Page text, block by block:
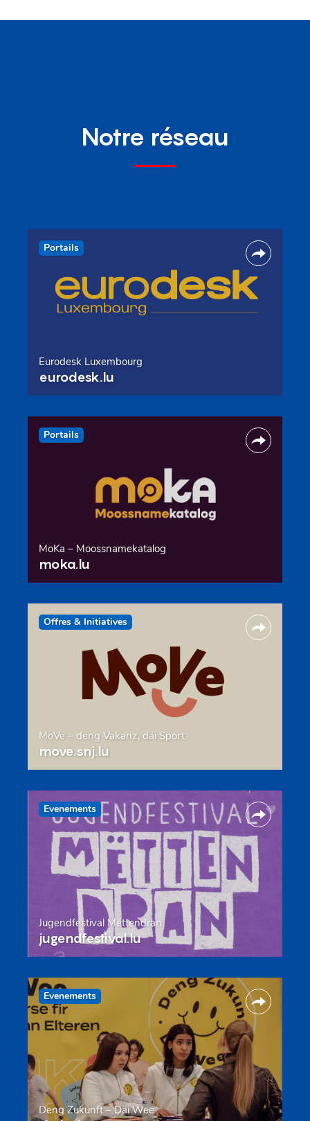
Notre réseau
Portails
Eurodesk Luxembourg
eurodesk.lu
Portails
MoKa – Moossnamekatalog
moka.lu
Offres & Initiatives
MoVe – deng Vakanz, däi Sport
move.snj.lu
Evenements
Jugendfestival Mëttendran
jugendfestival.lu
Evenements
Deng Zukunft – Däi Wee